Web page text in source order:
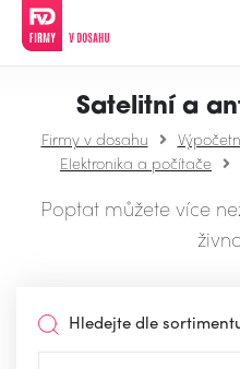
Satelitní a
Firmy v dosahu
Elektronika a počítače
Poptat můžete více
Hledejte dle